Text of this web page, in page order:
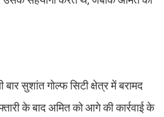
सुशांत गोल्फ सिटी क्षेत्र में बरामद
के बाद अमित को आगे की कार्रवाई के